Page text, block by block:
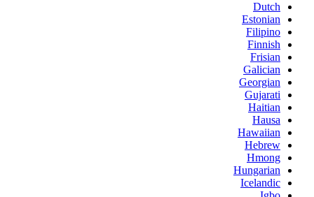
Dutch
Estonian
Filipino
Finnish
Frisian
Galician
Georgian
Gujarati
Haitian
Hausa
Hawaiian
Hebrew
Hmong
Hungarian
Icelandic